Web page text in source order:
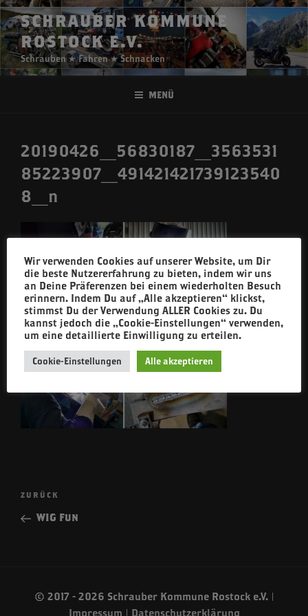
Zum
Inhalt
springen
SCHRAUBER KOMMUNE
ROSTOCK E.V.
Schrauben ★ Fahren ★ Schnacken
Menü
20190426_56830187_3563531
85223907_491421421739123540
8_n
Beitragsnavigation
Vorheriger
Beitrag
ZURÜCK
WIG Fun
© 2017 - 2026 Schrauber Kommune Rostock e.V. |
Impressum | Datenschutzerklärung
Wir verwenden Cookies auf unserer Website, um Dir
die beste Nutzererfahrung zu bieten, indem wir uns
an Deine Präferenzen bei einem wiederholten Besuch
erinnern. Indem Du auf „Alle akzeptieren“ klickst,
stimmst Du der Verwendung ALLER Cookies zu. Du
kannst jedoch die „Cookie-Einstellungen“ verwenden,
um eine detaillierte Einwilligung zu erteilen.
Cookie-Einstellungen Alle akzeptieren